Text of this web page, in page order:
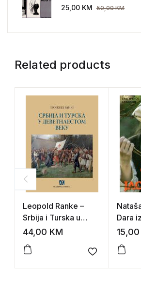
AEG 1907-1914.
25,00 KM 50,00KM
Related products
Leopold Ranke –
Srbija i Turska u
devetnaestom veku
44,00 KM
Add to
Dara
roman
15,00